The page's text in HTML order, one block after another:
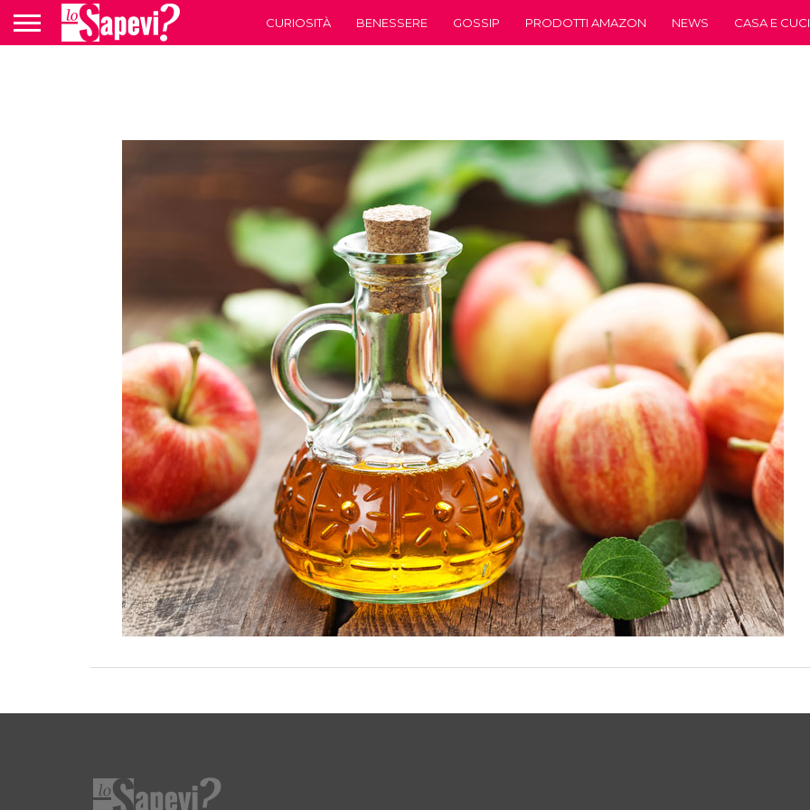
CURIOSITÀ BENESSERE GOSSIP PRODOTTI AMAZON NEWS CASA E